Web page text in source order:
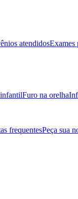
atendidosExames
Furo na orelha
frequentesPeça sua